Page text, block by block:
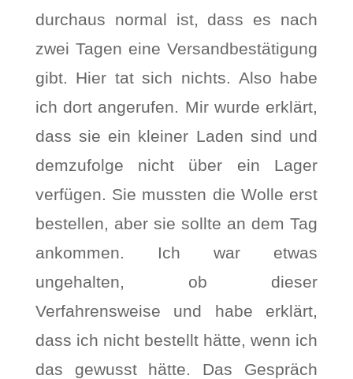
durchaus normal ist, dass es nach
zwei Tagen eine Versandbestätigung
gibt. Hier tat sich nichts. Also habe
ich dort angerufen. Mir wurde erklärt,
dass sie ein kleiner Laden sind und
demzufolge nicht über ein Lager
verfügen. Sie mussten die Wolle erst
bestellen, aber sie sollte an dem Tag
ankommen. Ich war etwas
ungehalten, ob dieser
Verfahrensweise und habe erklärt,
dass ich nicht bestellt hätte, wenn ich
das gewusst hätte. Das Gespräch